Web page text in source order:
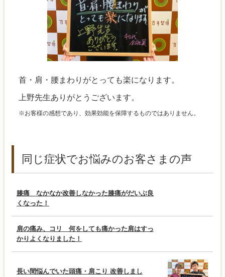
首・肩・腰まわりがとっても楽になります。
上野先生ありがとうございます。
※お客様の感想であり、効果効能を保障するものではありません。
同じ症状でお悩みのお客さまの声
膝痛 なかなか改善しなかった膝痛がだいぶ良
くなった！
肩の痛み、コリ 何をしても痛かった肩はすっ
かりよくなりました！
長い間悩んでいた頭痛・肩こり 改善しまし